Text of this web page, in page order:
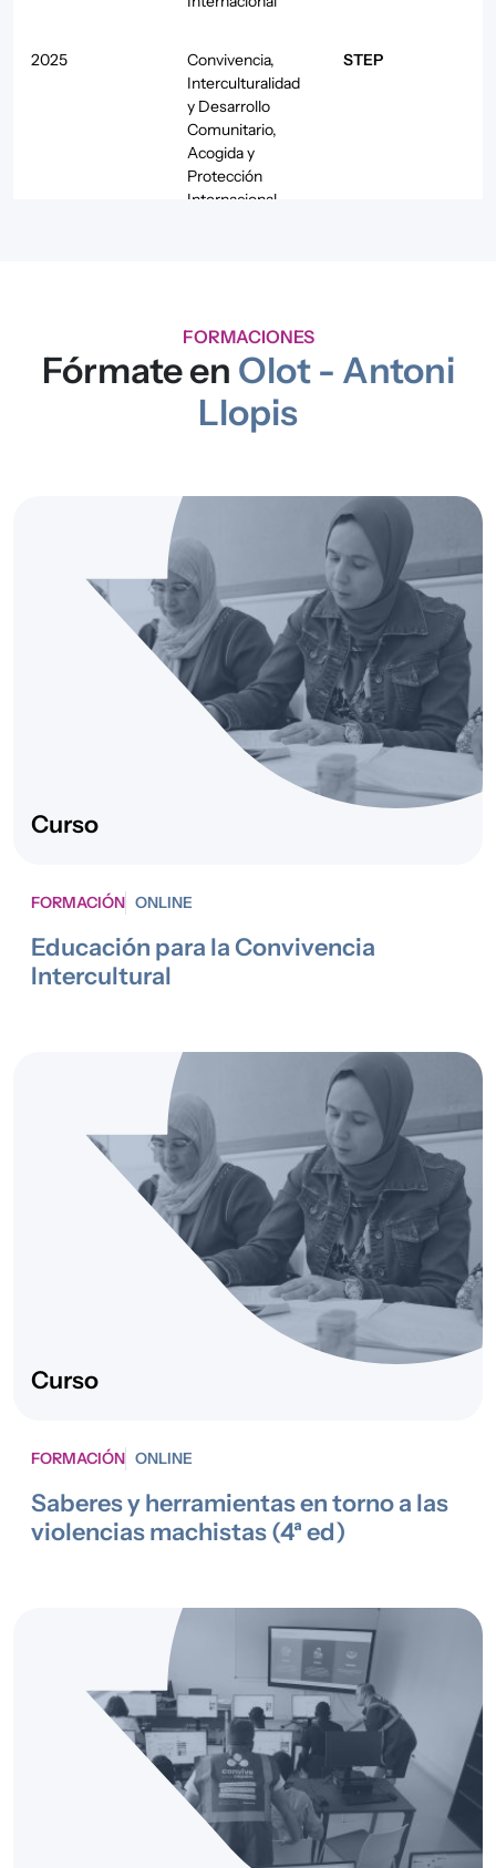
2025
Convivencia,
Interculturalidad
y Desarrollo
Comunitario,
Acogida y
Protección
Internacional
STEP
migrantes
Intervención
Convivencia,
Interculturalidad
y Desarrollo
Comunitario,
Acogida y
Protección
Internacional
STEP
FORMACIONES
Fórmate en Olot - Antoni
Llopis
Curso
FORMACIÓN ONLINE
Educación para la Convivencia
Intercultural
Curso
FORMACIÓN ONLINE
Saberes y herramientas en torno a las
violencias machistas (4ª ed)